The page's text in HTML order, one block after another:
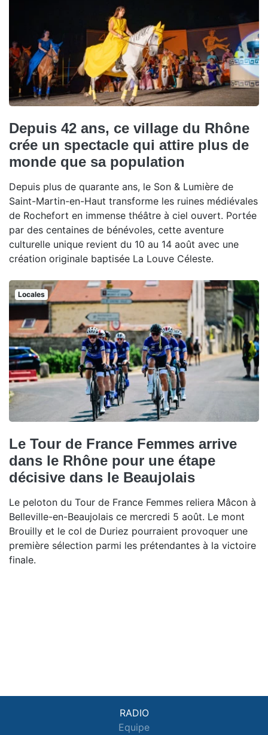
Depuis 42 ans, ce village du Rhône
crée un spectacle qui attire plus de
monde que sa population
Depuis plus de quarante ans, le Son & Lumière de
Saint-Martin-en-Haut transforme les ruines médiévales
de Rochefort en immense théâtre à ciel ouvert. Portée
par des centaines de bénévoles, cette aventure
culturelle unique revient du 10 au 14 août avec une
création originale baptisée La Louve Céleste.
Locales
Le Tour de France Femmes arrive
dans le Rhône pour une étape
décisive dans le Beaujolais
Le peloton du Tour de France Femmes reliera Mâcon à
Belleville-en-Beaujolais ce mercredi 5 août. Le mont
Brouilly et le col de Duriez pourraient provoquer une
première sélection parmi les prétendantes à la victoire
finale.
RADIO
Equipe